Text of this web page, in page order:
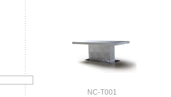
NC-T001